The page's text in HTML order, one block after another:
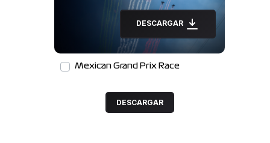
DESCARGAR
Mexican Grand Prix Race
DESCARGAR